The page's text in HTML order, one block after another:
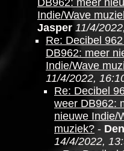
DB962: meer
Indie/Wave
Jasper 11/4/
Re: Decibel
DB962: meer
Indie/Wave
11/4/2022,
Re: Decibel
weer DB962:
nieuwe Indie/
muziek? -
14/4/2022,